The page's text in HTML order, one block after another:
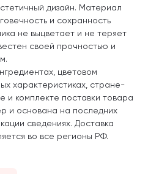
дизайн. Материал
и сохранность
не выцветает и не теряет
своей прочностью и
цветовом
характеристиках, стране-
и комплекте поставки товара
и основана на последних
сведениях. Доставка
во все регионы РФ.